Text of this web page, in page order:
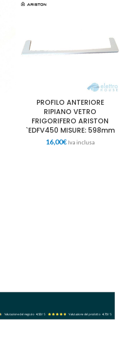
PROFILO ANTERIORE
RIPIANO VETRO
FRIGORIFERO ARISTON
`EDFV450 MISURE: 598mm
16,00€ Iva inclusa
Valutazione del negozio 4.53/ 5 Valutazione del prodotto 4.73/ 5